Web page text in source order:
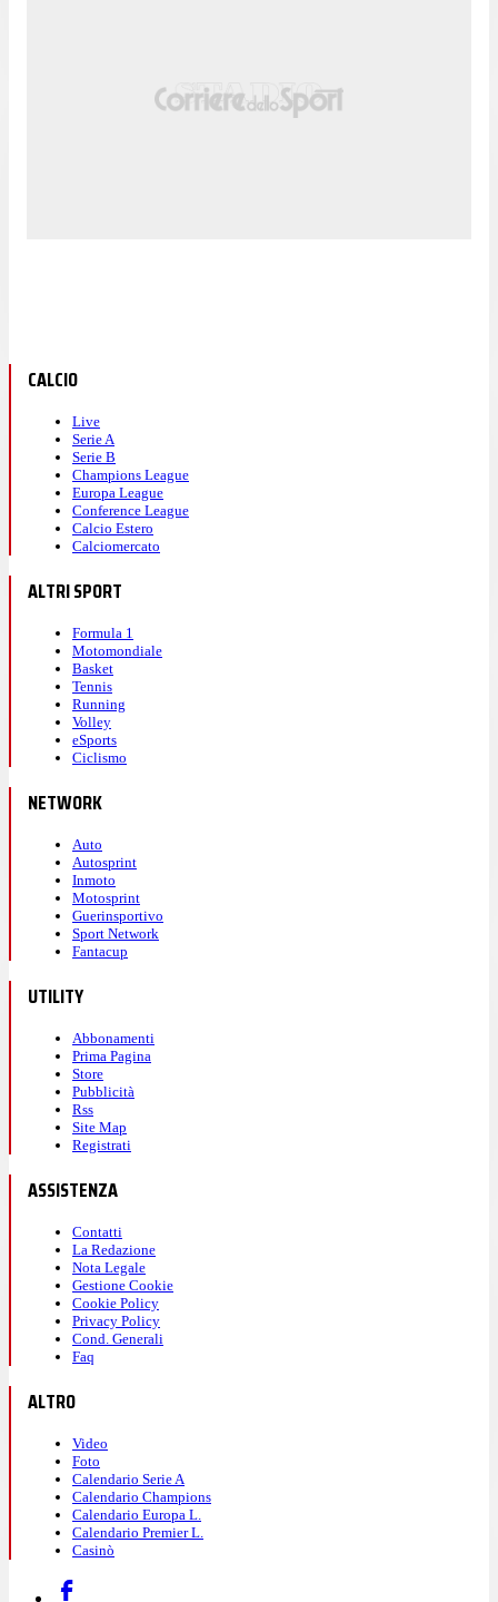
CALCIO
Live
Serie A
Serie B
Champions League
Europa League
Conference League
Calcio Estero
Calciomercato
ALTRI SPORT
Formula 1
Motomondiale
Basket
Tennis
Running
Volley
eSports
Ciclismo
NETWORK
Auto
Autosprint
Inmoto
Motosprint
Guerinsportivo
Sport Network
Fantacup
UTILITY
Abbonamenti
Prima Pagina
Store
Pubblicità
Rss
Site Map
Registrati
ASSISTENZA
Contatti
La Redazione
Nota Legale
Gestione Cookie
Cookie Policy
Privacy Policy
Cond. Generali
Faq
ALTRO
Video
Foto
Calendario Serie A
Calendario Champions
Calendario Europa L.
Calendario Premier L.
Casinò